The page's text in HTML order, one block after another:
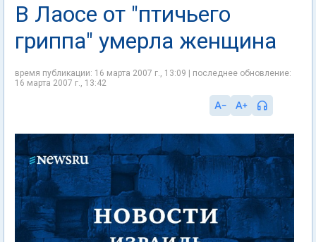
В Лаосе от "птичьего
гриппа" умерла женщина
время публикации: 16 марта 2007 г., 13:09 | последнее обновление:
16 марта 2007 г., 13:42